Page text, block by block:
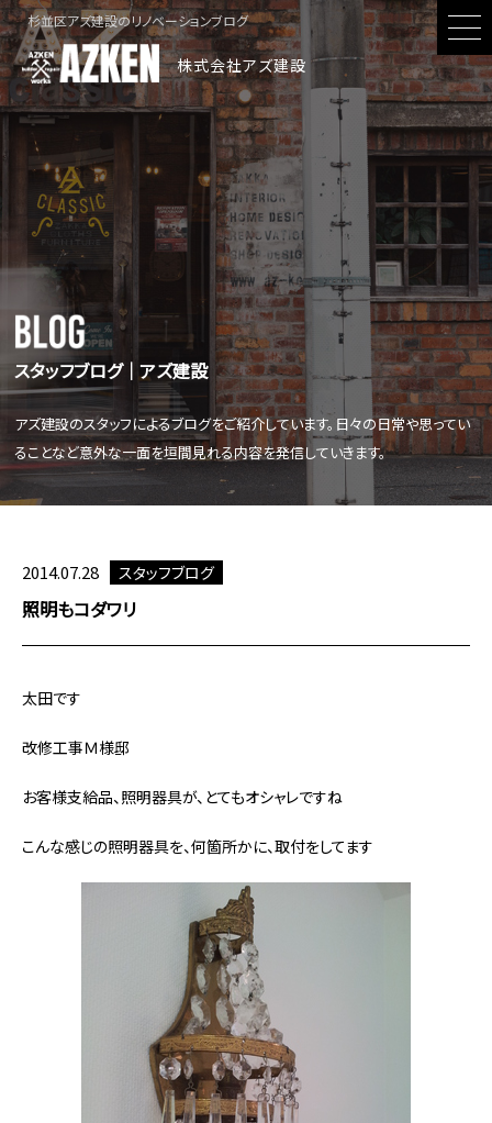
株式会社アズ建設
杉並区アズ建設のリノベーションブログ
スタッフブログ│アズ建設
アズ建設のスタッフによるブログをご紹介しています。日々の日常や思ってい
ることなど意外な一面を垣間見れる内容を発信していきます。
2014.07.28 スタッフブログ
照明もコダワリ
太田です
改修工事Ｍ様邸
お客様支給品、照明器具が、とてもオシャレですね
こんな感じの照明器具を、何箇所かに、取付をしてます